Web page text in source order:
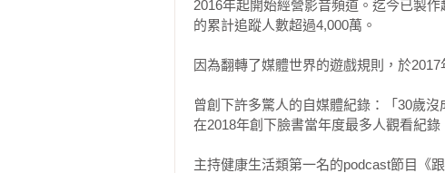
2016年起開始經營影音頻道。迄今已製
的累計追蹤人數超過4,000萬。
因為翻轉了媒體世界的遊戲規則，於
曾創下許多驚人的自媒體紀錄：「30歲
在2018年創下臉書當年度最多人觀看紀錄
主持健康生活類第一名的podcast節目《